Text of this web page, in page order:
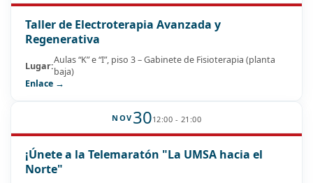
Taller de Electroterapia Avanzada y
Regenerativa
Lugar:Aulas “K” e “I”, piso 3 – Gabinete de Fisioterapia (planta
baja)
Enlace →
NOV 3012:00 - 21:00
¡Únete a la Telemaratón "La UMSA hacia el
Norte"